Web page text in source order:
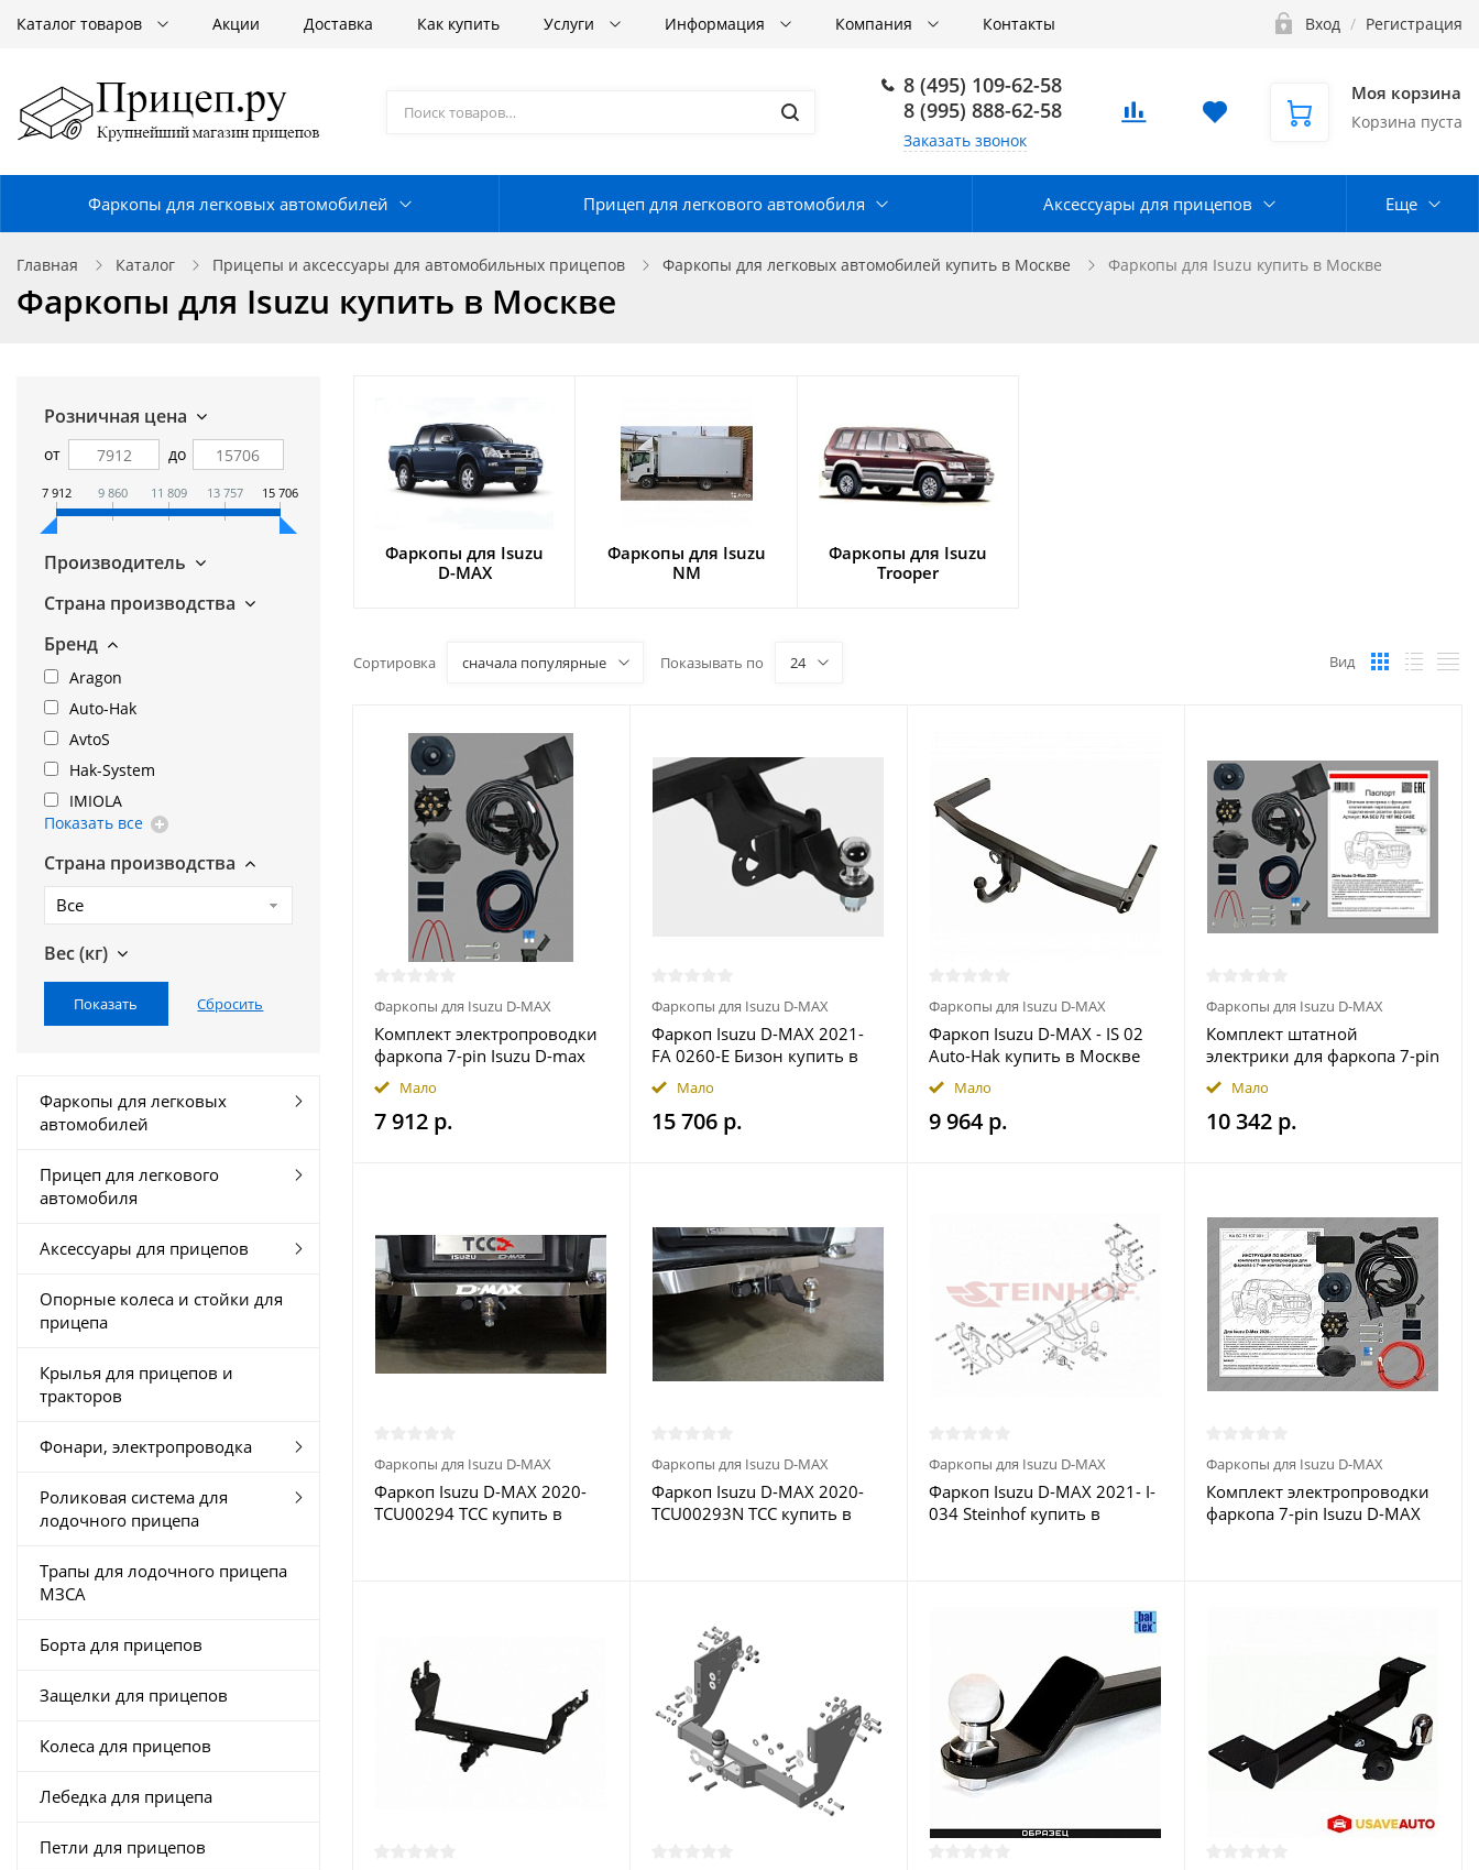
Каталог товаров Акции Доставка Как купить Услуги Информация Компания Контакты Вход / Регистрация
8 (495) 109-62-58
8 (995) 888-62-58
Заказать звонок
Моя корзина
Корзина пуста
Фаркопы для легковых автомобилей Прицеп для легкового автомобиля Аксессуары для прицепов Еще
Главная Каталог Прицепы и аксессуары для автомобильных прицепов Фаркопы для легковых автомобилей купить в Москве Фаркопы для Isuzu купить в Москве
Фаркопы для Isuzu купить в Москве
Розничная цена
от до
7 912 9 860 11 809 13 757 15 706
Производитель
Страна производства
Бренд
Aragon
Auto-Hak
AvtoS
Hak-System
IMIOLA
Показать все
Страна производства
Все
Вес (кг)
Фаркопы для легковых
автомобилей
Прицеп для легкового
автомобиля
Аксессуары для прицепов
Опорные колеса и стойки для
прицепа
Крылья для прицепов и
тракторов
Фонари, электропроводка
Роликовая система для
лодочного прицепа
Трапы для лодочного прицепа
МЗСА
Борта для прицепов
Защелки для прицепов
Колеса для прицепов
Лебедка для прицепа
Петли для прицепов
Фаркопы для Isuzu
D-MAX
Фаркопы для Isuzu
NM
Фаркопы для Isuzu
Trooper
Сортировка сначала популярные Показывать по 24 Вид
Фаркопы для Isuzu D-MAX
Комплект электропроводки
фаркопа 7-pin Isuzu D-max
2020- с блоком 7.1 в
герметичном чехле купить в
Москве
Мало
7 912 р.
Фаркопы для Isuzu D-MAX
Фаркоп Isuzu D-MAX 2021-
FA 0260-E Бизон купить в
Москве
Мало
15 706 р.
Фаркопы для Isuzu D-MAX
Фаркоп Isuzu D-MAX - IS 02
Auto-Hak купить в Москве
Мало
9 964 р.
Фаркопы для Isuzu D-MAX
Комплект штатной
электрики для фаркопа 7-pin
Isuzu D-Max 2020- с блоком
7.2 (premium) в герметичном
чехле купить в Москве
Мало
10 342 р.
Фаркопы для Isuzu D-MAX
Фаркоп Isuzu D-MAX 2020-
TCU00294 ТСС купить в
Фаркопы для Isuzu D-MAX
Фаркоп Isuzu D-MAX 2020-
TCU00293N ТСС купить в
Фаркопы для Isuzu D-MAX
Фаркоп Isuzu D-MAX 2021- I-
034 Steinhof купить в
Фаркопы для Isuzu D-MAX
Комплект электропроводки
фаркопа 7-pin Isuzu D-MAX